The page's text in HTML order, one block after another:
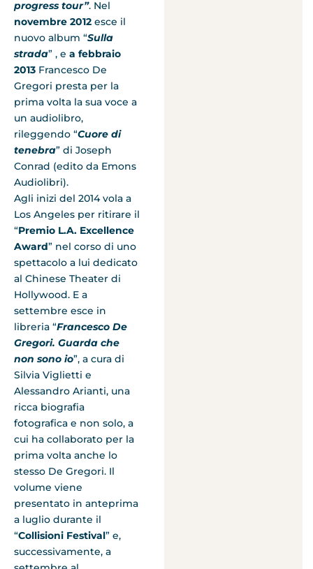
progress tour”. Nel
novembre 2012 esce il
nuovo album “Sulla
strada” , e a febbraio
2013 Francesco De
Gregori presta per la
prima volta la sua voce a
un audiolibro,
rileggendo “Cuore di
tenebra” di Joseph
Conrad (edito da Emons
Audiolibri).
Agli inizi del 2014 vola a
Los Angeles per ritirare il
“Premio L.A. Excellence
Award” nel corso di uno
spettacolo a lui dedicato
al Chinese Theater di
Hollywood. E a
settembre esce in
libreria “Francesco De
Gregori. Guarda che
non sono io”, a cura di
Silvia Viglietti e
Alessandro Arianti, una
ricca biografia
fotografica e non solo, a
cui ha collaborato per la
prima volta anche lo
stesso De Gregori. Il
volume viene
presentato in anteprima
a luglio durante il
“Collisioni Festival” e,
successivamente, a